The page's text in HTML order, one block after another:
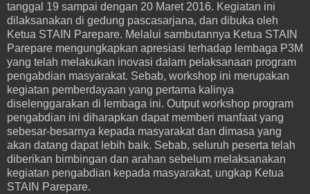
tanggal 19 sampai dengan 20 Maret 2016. Kegiatan ini
dilaksanakan di gedung pascasarjana, dan dibuka oleh
Ketua STAIN Parepare. Melalui sambutannya Ketua STAIN
Parepare mengungkapkan apresiasi terhadap lembaga P3M
yang telah melakukan inovasi dalam pelaksanaan program
pengabdian masyarakat. Sebab, workshop ini merupakan
kegiatan pemberdayaan yang pertama kalinya
diselenggarakan di lembaga ini. Output workshop program
pengabdian ini diharapkan dapat memberi manfaat yang
sebesar-besarnya kepada masyarakat dan dimasa yang
akan datang dapat lebih baik. Sebab, seluruh peserta telah
diberikan bimbingan dan arahan sebelum melaksanakan
kegiatan pengabdian kepada masyarakat, ungkap Ketua
STAIN Parepare.